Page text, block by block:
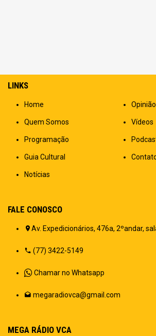
LINKS
Home
Quem Somos
Programação
Guia Cultural
Notícias
Opinião
Vídeos
FALE CONOSCO
Av. Expedicionários, 476a, 2ºandar,
(77) 3422-5149
Chamar no Whatsapp
megaradiovca@gmail.com
MEGA RÁDIO VCA